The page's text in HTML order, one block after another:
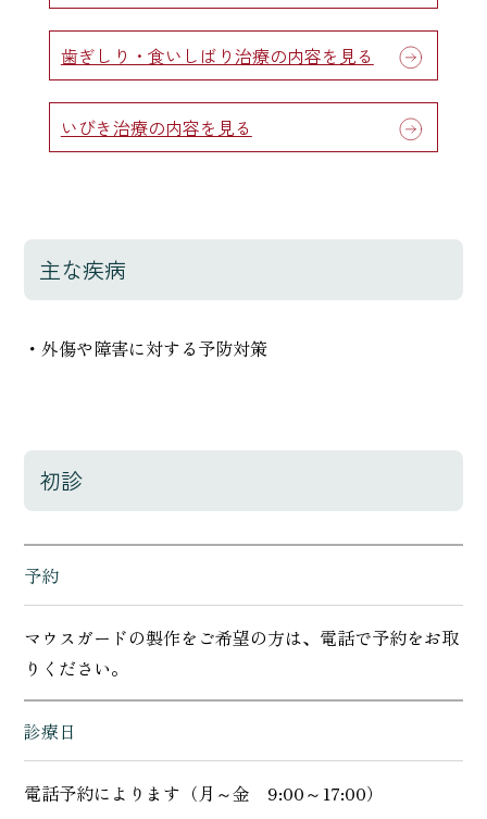
歯ぎしり・食いしばり治療の内容を見る
いびき治療の内容を見る
主な疾病
・外傷や障害に対する予防対策
初診
予約
マウスガードの製作をご希望の方は、電話で予約をお取
りください。
診療日
電話予約によります（月～金 9:00～17:00）